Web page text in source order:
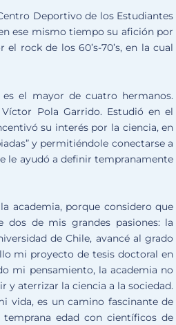
Deportivo de los Estudiantes
ese mismo tiempo su afición por
rock de los 60’s-70’s, en la cual
el mayor de cuatro hermanos.
Pola Garrido. Estudió en el
su interés por la ciencia, en
y permitiéndole conectarse a
le ayudó a definir tempranamente
academia, porque considero que
de mis grandes pasiones: la
de Chile, avancé al grado
mi proyecto de tesis doctoral en
mi pensamiento, la academia no
aterrizar la ciencia a la sociedad.
vida, es un camino fascinante de
edad con científicos de